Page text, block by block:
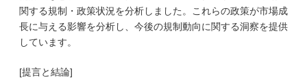
関する規制・政策状況を分析しました。これらの政策が市場成
長に与える影響を分析し、今後の規制動向に関する洞察を提供
しています。
[提言と結論]